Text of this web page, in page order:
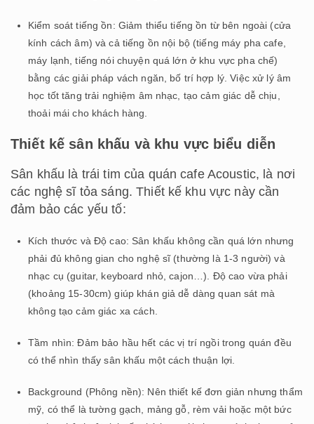
Kiểm soát tiếng ồn: Giảm thiểu tiếng ồn từ bên ngoài (cửa
kính cách âm) và cả tiếng ồn nội bộ (tiếng máy pha cafe,
máy lạnh, tiếng nói chuyện quá lớn ở khu vực pha chế)
bằng các giải pháp vách ngăn, bố trí hợp lý. Việc xử lý âm
học tốt tăng trải nghiệm âm nhạc, tạo cảm giác dễ chịu,
thoải mái cho khách hàng.
Thiết kế sân khấu và khu vực biểu diễn
Sân khấu là trái tim của quán cafe Acoustic, là nơi
các nghệ sĩ tỏa sáng. Thiết kế khu vực này cần
đảm bảo các yếu tố:
Kích thước và Độ cao: Sân khấu không cần quá lớn nhưng
phải đủ không gian cho nghệ sĩ (thường là 1-3 người) và
nhạc cụ (guitar, keyboard nhỏ, cajon…). Độ cao vừa phải
(khoảng 15-30cm) giúp khán giả dễ dàng quan sát mà
không tạo cảm giác xa cách.
Tầm nhìn: Đảm bảo hầu hết các vị trí ngồi trong quán đều
có thể nhìn thấy sân khấu một cách thuận lợi.
Background (Phông nền): Nên thiết kế đơn giản nhưng thẩm
mỹ, có thể là tường gạch, mảng gỗ, rèm vải hoặc một bức